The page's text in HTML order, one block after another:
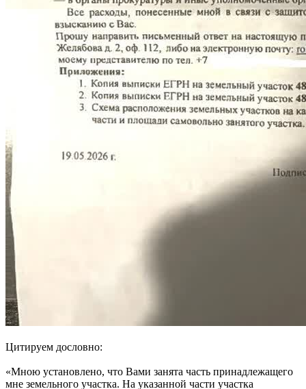
Цитируем дословно:
«Мною установлено, что Вами занята часть принадлежащего
мне земельного участка. На указанной части участка